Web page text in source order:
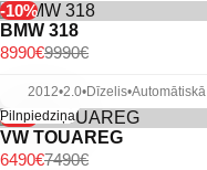
-10%
BMW 318
9990€
8990€
2012•2.0•Dīzelis•Automātiskā
-13%
Pilnpiedziņa
VW TOUAREG
7490€
6490€